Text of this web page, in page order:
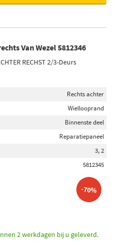
Van Wezel 5812346
RECHST 2/3-Deurs
Rechts achter
Wiellooprand
Binnenste deel
Reparatiepaneel
3, 2
5812345
-70%
2 werkdagen bij u geleverd.